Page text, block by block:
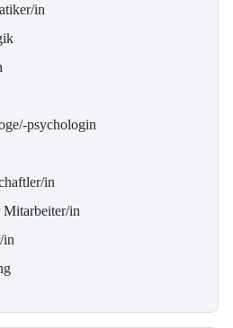
in
psychologin
in
Mitarbeiter/in
in